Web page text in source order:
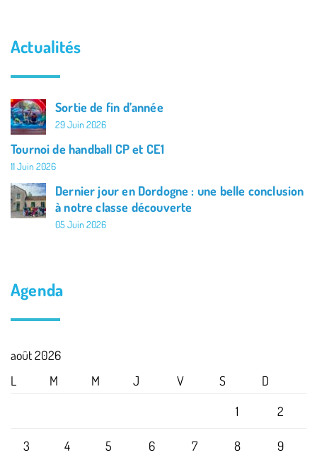
Actualités
Sortie de fin d’année
29 Juin 2026
Tournoi de handball CP et CE1
11 Juin 2026
Dernier jour en Dordogne : une belle conclusion
à notre classe découverte
05 Juin 2026
Agenda
août 2026
L
M M J V S
D
1
2
3 4 5 6 7 8 9